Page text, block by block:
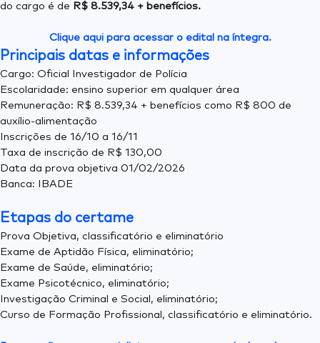
do cargo é de R$ 8.539,34 + benefícios.
Clique aqui para acessar o edital na íntegra.
Principais datas e informações
Cargo: Oficial Investigador de Polícia
Escolaridade: ensino superior em qualquer área
Remuneração: R$ 8.539,34 + benefícios como R$ 800 de
auxílio-alimentação​
Inscrições de 16/10 a 16/11
Taxa de inscrição de R$ 130,00
Data da prova objetiva 01/02/2026
Banca: IBADE
Etapas do certame
​Prova Objetiva, classificatório e eliminatório
Exame de Aptidão Física, eliminatório;
Exame de Saúde, eliminatório;
Exame Psicotécnico, eliminatório;
Investigação Criminal e Social, eliminatório;
Curso de Formação Profissional, classificatório e eliminatório.